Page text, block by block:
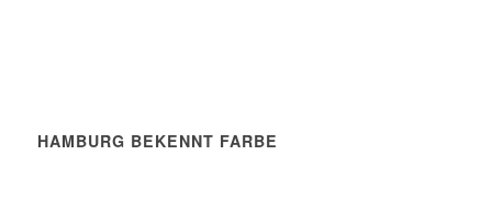
HAMBURG BEKENNT FARBE